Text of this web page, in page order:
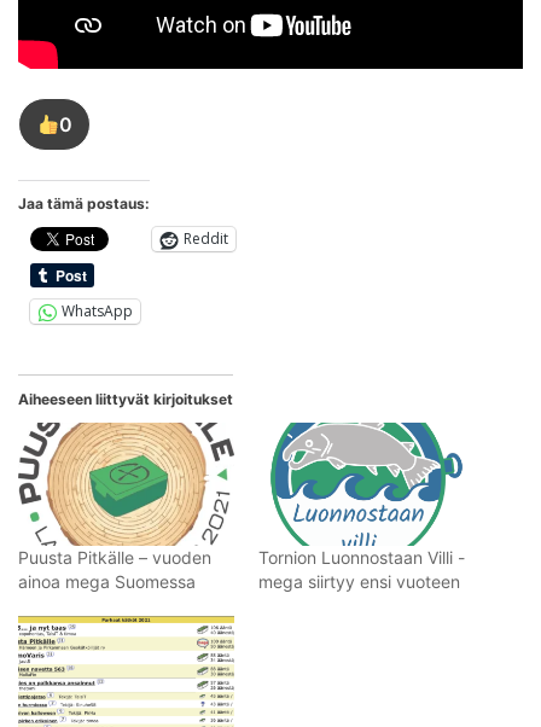
0
Tykkää
tästä
Jaa tämä postaus:
Reddit
WhatsApp
Aiheeseen liittyvät kirjoitukset
Puusta Pitkälle – vuoden
ainoa mega Suomessa
Tornion Luonnostaan Villi -
mega siirtyy ensi vuoteen